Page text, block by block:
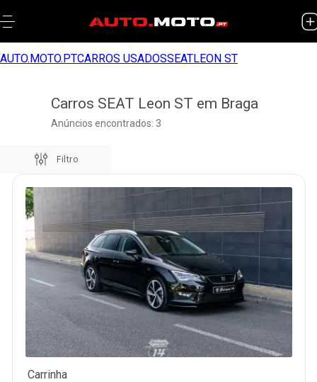
AUTO.MOTO.PTCARROS USADOSSEATLEON ST
Carros SEAT Leon ST em Braga
Anúncios encontrados: 3
Filtro
Carrinha